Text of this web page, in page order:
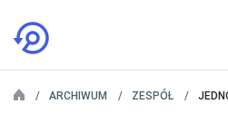
ARCHIWUM ZESPÓŁ